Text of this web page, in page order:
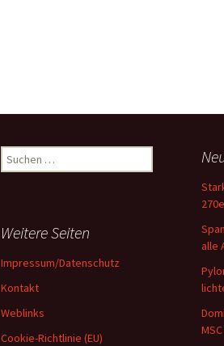
Suchen
nach:
alle
Weitere Seiten
Impressum/Datenschutz
Kontakt
Weblinks
Cookie-Richtlinie (EU)